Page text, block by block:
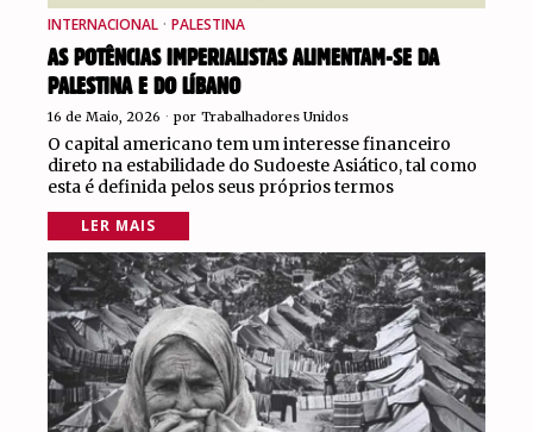
INTERNACIONAL · PALESTINA
AS POTÊNCIAS IMPERIALISTAS ALIMENTAM-SE DA
PALESTINA E DO LÍBANO
16 de Maio, 2026 por Trabalhadores Unidos
O capital americano tem um interesse financeiro
direto na estabilidade do Sudoeste Asiático, tal como
esta é definida pelos seus próprios termos
LER MAIS